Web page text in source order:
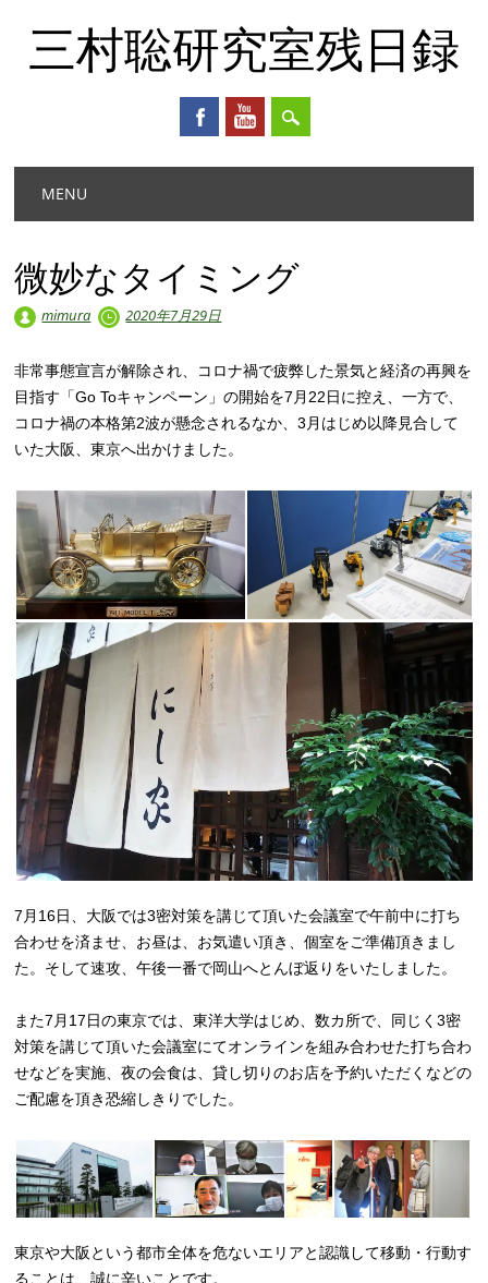
三村聡研究室残日録
Main menu
MENU
微妙なタイミング
mimura 2020年7月29日
非常事態宣言が解除され、コロナ禍で疲弊した景気と経済の再興を
目指す「Go Toキャンペーン」の開始を7月22日に控え、一方で、
コロナ禍の本格第2波が懸念されるなか、3月はじめ以降見合して
いた大阪、東京へ出かけました。
7月16日、大阪では3密対策を講じて頂いた会議室で午前中に打ち
合わせを済ませ、お昼は、お気遣い頂き、個室をご準備頂きまし
た。そして速攻、午後一番で岡山へとんぼ返りをいたしました。
また7月17日の東京では、東洋大学はじめ、数カ所で、同じく3密
対策を講じて頂いた会議室にてオンラインを組み合わせた打ち合わ
せなどを実施、夜の会食は、貸し切りのお店を予約いただくなどの
ご配慮を頂き恐縮しきりでした。
東京や大阪という都市全体を危ないエリアと認識して移動・行動す
ることは、誠に辛いことです。